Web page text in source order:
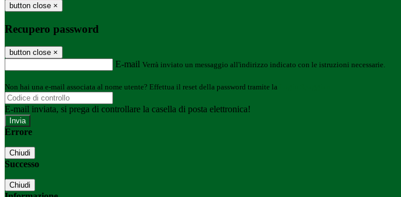
button close ×
Recupero password
button close ×
E-mail Verrà inviato un messaggio all'indirizzo indicato con le istruzioni necessarie.
Non hai una e-mail associata al nome utente? Effettua il reset della password tramite la
E-mail inviata, si prega di controllare la casella di posta elettronica!
Errore
Chiudi
Successo
Chiudi